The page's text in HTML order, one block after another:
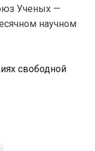
Ученых —
научном
свободной